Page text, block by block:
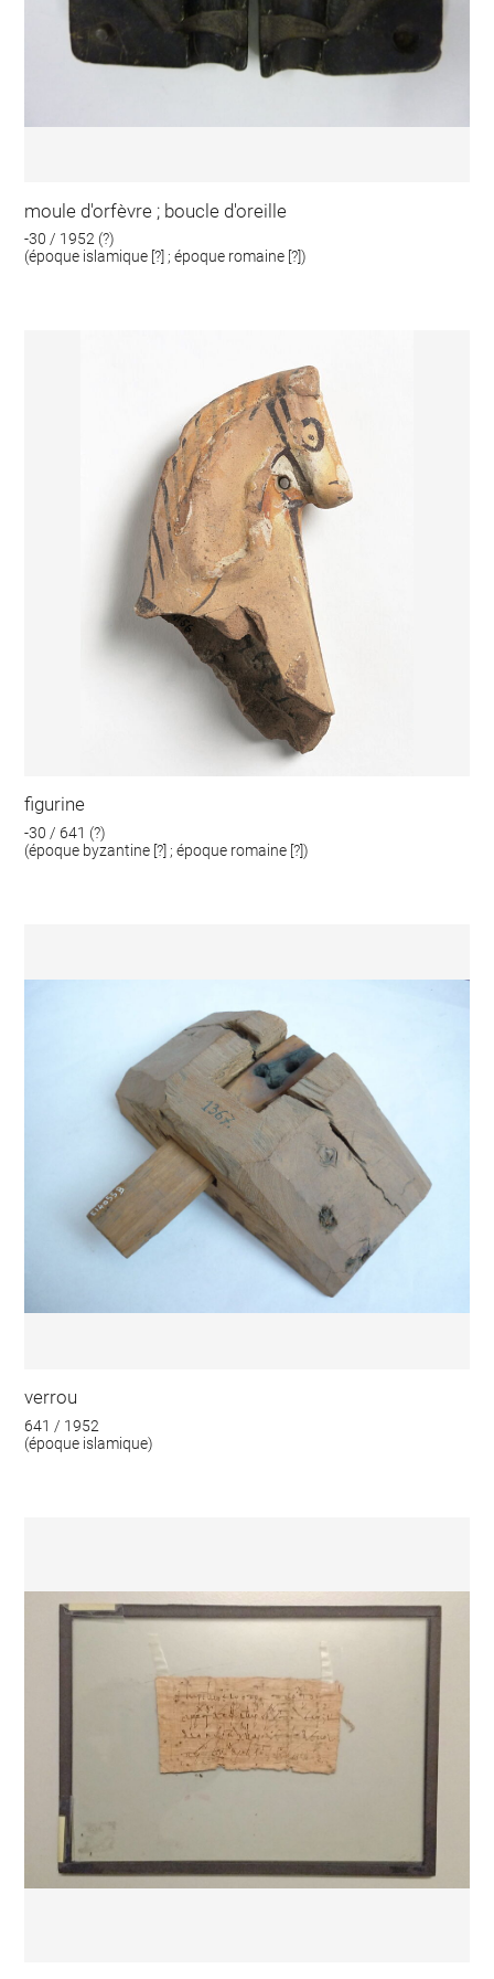
moule d'orfèvre ; boucle d'oreille
-30 / 1952 (?)
(époque islamique [?] ; époque romaine [?])
figurine
-30 / 641 (?)
(époque byzantine [?] ; époque romaine [?])
verrou
641 / 1952
(époque islamique)